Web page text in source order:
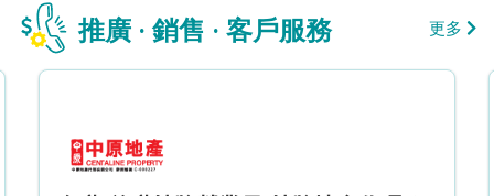
推廣 · 銷售 · 客戶服務 更多